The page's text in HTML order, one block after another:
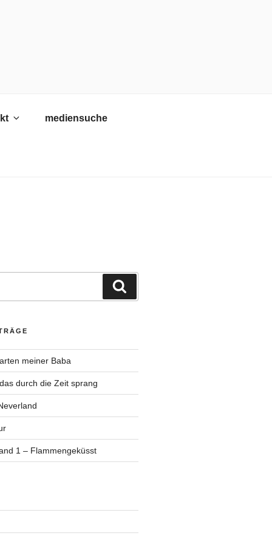
mediensuche
meiner Baba
durch die Zeit sprang
1 – Flammengeküsst